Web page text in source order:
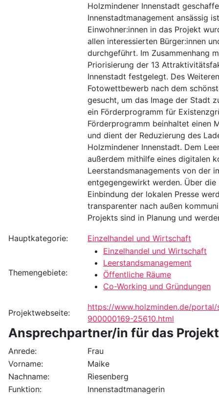
Holzmindener Innenstadt
Innenstadtmanagement ansässig
Einwohner:innen in das Projekt
allen interessierten Bürger:innen
durchgeführt. Im Zusammenhang
Priorisierung der 13
Innenstadt festgelegt. Des
Fotowettbewerb nach dem
gesucht, um das Image der Stadt
ein Förderprogramm für
Förderprogramm beinhaltet einen
und dient der Reduzierung des
Holzmindener Innenstadt. Dem
außerdem mithilfe eines digitalen
Leerstandsmanagements von der
entgegengewirkt werden. Über
Einbindung der lokalen Presse
transparenter nach außen
Projekts sind in Planung und
Hauptkategorie: Einzelhandel und Wirtschaft
Themengebiete:
Einzelhandel und Wirtschaft
Leerstandsmanagement
Öffentliche Räume
Co-Working und Gründungen
Projektwebseite:
https://www.holzminden.de/
900000169-25610.html
Ansprechpartner/in für das Projekt
Anrede:
Frau
Vorname:
Maike
Nachname:
Riesenberg
Funktion:
Innenstadtmanagerin